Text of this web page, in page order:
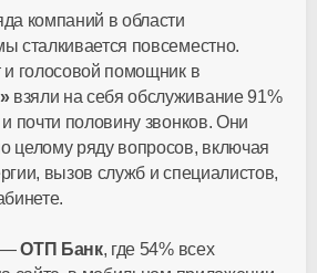
компаний в области
сталкивается повсеместно.
голосовой помощник в
взяли на себя обслуживание 91%
почти половину звонков. Они
целому ряду вопросов, включая
вызов служб и специалистов,
—ОТП Банк, где 54% всех